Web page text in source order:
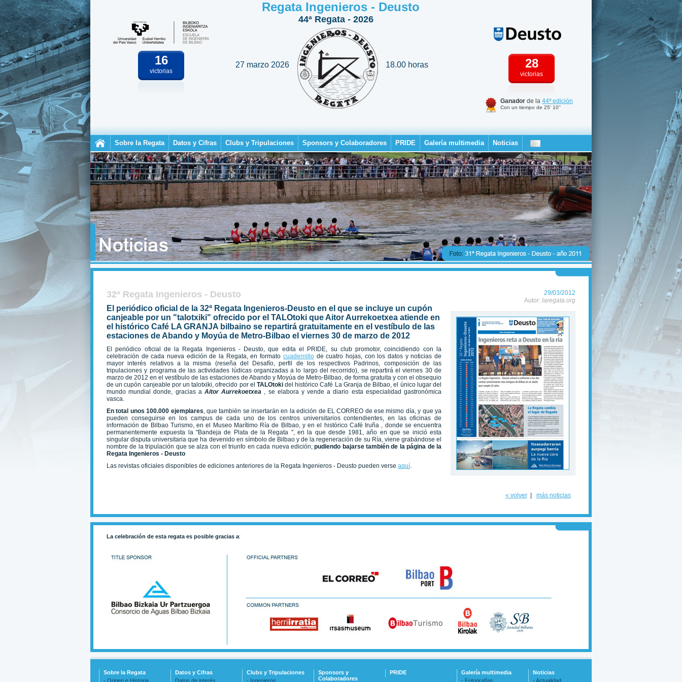
16
victorias
Regata Ingenieros - Deusto
44ª Regata - 2026
27 marzo 2026 18.00 horas 28
victorias
Ganador de la 44ª edición
Con un tiempo de 25' 10''
Sobre la Regata Datos y Cifras Clubs y Tripulaciones Sponsors y Colaboradores PRIDE Galería multimedia Noticias
32ª Regata Ingenieros - Deusto
29/03/2012
Autor: laregata.org
El periódico oficial de la 32ª Regata Ingenieros-Deusto en el que se incluye un cupón
canjeable por un "talotxiki" ofrecido por el TALOtoki que Aitor Aurrekoetxea atiende en
el histórico Café LA GRANJA bilbaino se repartirá gratuitamente en el vestíbulo de las
estaciones de Abando y Moyúa de Metro-Bilbao el viernes 30 de marzo de 2012
El periódico oficial de la Regata Ingenieros - Deusto, que edita el PRIDE, su club promotor, coincidiendo con la
celebración de cada nueva edición de la Regata, en formato cuadernillode cuatro hojas, con los datos y noticias de
mayor interés relativos a la misma (reseña del Desafío, perfil de los respectivos Padrinos, composición de las
tripulaciones y programa de las actividades lúdicas organizadas a lo largo del recorrido), se repartirá el viernes 30 de
marzo de 2012 en el vestíbulo de las estaciones de Abando y Moyúa de Metro-Bilbao, de forma gratuita y con el obsequio
de un cupón canjeable por un talotxiki, ofrecido por el TALOtokidel histórico Café La Granja de Bilbao, el único lugar del
mundo mundial donde, gracias a Aitor Aurrekoetxea , se elabora y vende a diario esta especialidad gastronómica
vasca.
En total unos 100.000 ejemplares, que también se insertarán en la edición de EL CORREO de ese mismo día, y que ya
pueden conseguirse en los campus de cada uno de los centros universitarios contendientes, en las oficinas de
información de Bilbao Turismo, en el Museo Marítimo Ría de Bilbao, y en el histórico Café Iruña , donde se encuentra
permanentemente expuesta la "Bandeja de Plata de la Regata ", en la que desde 1981, año en que se inició esta
singular disputa universitaria que ha devenido en símbolo de Bilbao y de la regeneración de su Ría, viene grabándose el
nombre de la tripulación que se alza con el triunfo en cada nueva edición;pudiendo bajarse también de la página de la
Regata Ingenieros - Deusto
Las revistas oficiales disponibles de ediciones anteriores de la Regata Ingenieros - Deusto pueden verse aquí.
« volver| más noticias
La celebración de esta regata es posible gracias a:
Sobre la Regata
- Origen e Historia
Datos y Cifras
Datos de interés
Clubs y Tripulaciones
- Ingenieros
Sponsors y
Colaboradores
PRIDE
Galería multimedia
- Fotografías
Noticias
- Actualidad